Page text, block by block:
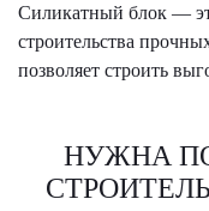
Силикатный блок —
строительства
позволяет строить
НУЖНА